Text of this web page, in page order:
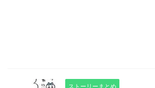
ストーリーまとめ